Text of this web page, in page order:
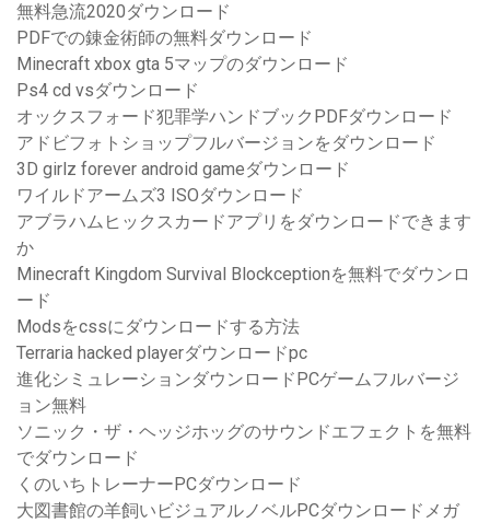
無料急流2020ダウンロード
PDFでの錬金術師の無料ダウンロード
Minecraft xbox gta 5マップのダウンロード
Ps4 cd vsダウンロード
オックスフォード犯罪学ハンドブックPDFダウンロード
アドビフォトショップフルバージョンをダウンロード
3D girlz forever android gameダウンロード
ワイルドアームズ3 ISOダウンロード
アブラハムヒックスカードアプリをダウンロードできます
か
Minecraft Kingdom Survival Blockceptionを無料でダウンロ
ード
Modsをcssにダウンロードする方法
Terraria hacked playerダウンロードpc
進化シミュレーションダウンロードPCゲームフルバージ
ョン無料
ソニック・ザ・ヘッジホッグのサウンドエフェクトを無料
でダウンロード
くのいちトレーナーPCダウンロード
大図書館の羊飼いビジュアルノベルPCダウンロードメガ